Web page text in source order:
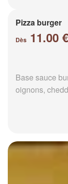
Pizza burger
Dès 11.00 €
Base sauce
oignons,